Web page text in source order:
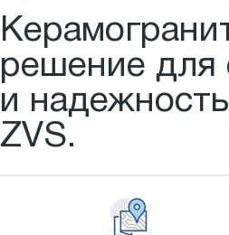
решение для
и
ZVS.